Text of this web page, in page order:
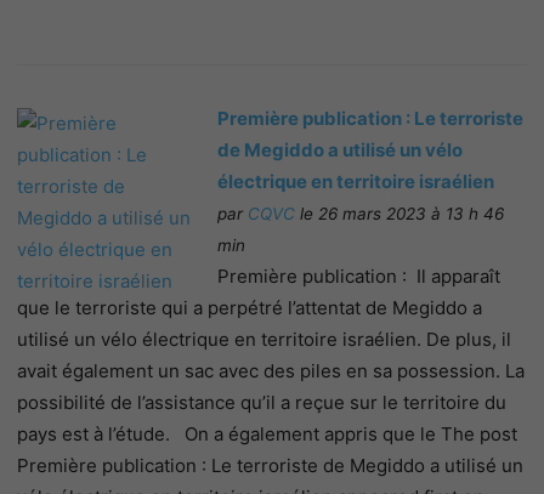
Première publication : Le terroriste
de Megiddo a utilisé un vélo
électrique en territoire israélien
par CQVC le 26 mars 2023 à 13 h 46
min
Première publication : Il apparaît
que le terroriste qui a perpétré l’attentat de Megiddo a
utilisé un vélo électrique en territoire israélien. De plus, il
avait également un sac avec des piles en sa possession. La
possibilité de l’assistance qu’il a reçue sur le territoire du
pays est à l’étude. On a également appris que le The post
Première publication : Le terroriste de Megiddo a utilisé un